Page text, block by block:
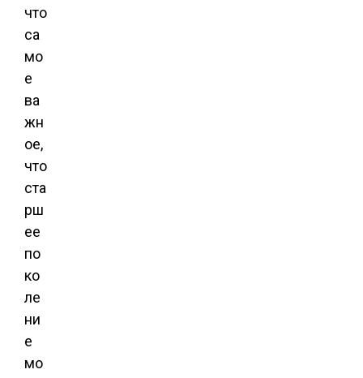
что
са
мо
е
ва
жн
ое,
что
ста
рш
ее
по
ко
ле
ни
е
мо